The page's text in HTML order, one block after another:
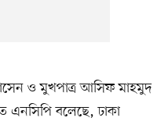
ও মুখপাত্র আসিফ মাহমুদ
এনসিপি বলেছে, ঢাকা